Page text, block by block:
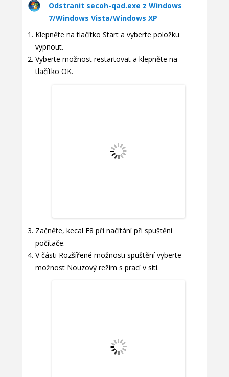
Odstranit secoh-qad.exe z Windows
7/Windows Vista/Windows XP
Klepněte na tlačítko Start a vyberte položku
vypnout.
Vyberte možnost restartovat a klepněte na
tlačítko OK.
Začněte, kecal F8 při načítání při spuštění
počítače.
V části Rozšířené možnosti spuštění vyberte
možnost Nouzový režim s prací v síti.